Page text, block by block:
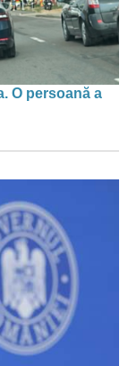
O persoană a